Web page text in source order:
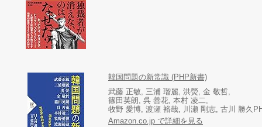
韓国問題の新常識 (PHP新書)
武藤 正敏, 三浦 瑠麗, 洪熒, 金 敬哲,
篠田英朗, 呉 善花, 本村 凌二,
牧野 愛博, 渡瀬 裕哉, 川瀬 剛志, 古川 勝久
Amazon.co.jp で詳細を見る